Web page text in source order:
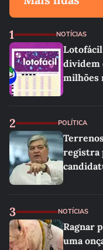
1 NOTÍCIAS
Lotofácil
dividem
milhões
2 POLÍTICA
registra
3 NOTÍCIAS
Ragnar
uma